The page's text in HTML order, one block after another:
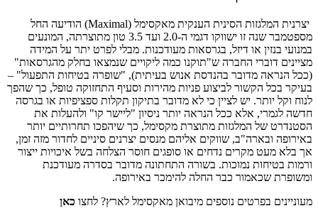
יצרנית המלגזות הסינית הענקית מאקסימל (Maximal) הודיעה החל
מספטמבר שנה זו ישווקו דגמי ה-2.0 ועד 3.5 טון מתוצרתה, המונעים
במנועי בנזין או דיזל, בגרסאות מעודכנות. מבלי לפרט יתר על המידה
מציינים דוברי החברה ש"תוקנו כמה ליקויים שנמצאו בחלק מהגרסאות"
(ככל הנראה מדובר בהנדסת אנוש בעיתית), "שופרה בטיחות התפעול" –
בעיקר בכל הקשור לביצוע פניות מהירות וסעיף התחזוקה טופל, כך שהפך
לנוח וקל יותר. יש לציין כי לא מדובר בתיקון תקלות ספציפיות או בגרסה
חדשה לגמרי, אלא ככל הנראה יותר ניסיון "ליישר קו" ולהעלות את
הסטנדרט של המלגזות מתוצרת מקסימל, כך שיהפכו תחרותיים יותר
באירופה ובארה"ב, שווקים אליהם מנסים יצרנים סיניים לחדור מזה זמן,
אך בלא מעט מקרים נדחים או סופגים חוסר הצלחה בשל איכויות ייצור
ורמות בטיחות נמוכות. בשורה התחתונה מדובר בסדרה מעודכנת
ומשופרת שכאמור כבר החלה להימכר באירופה.
מעוניינים בפרטים נוספים מיבואן מאקסימל לארץ? לחצו כאן